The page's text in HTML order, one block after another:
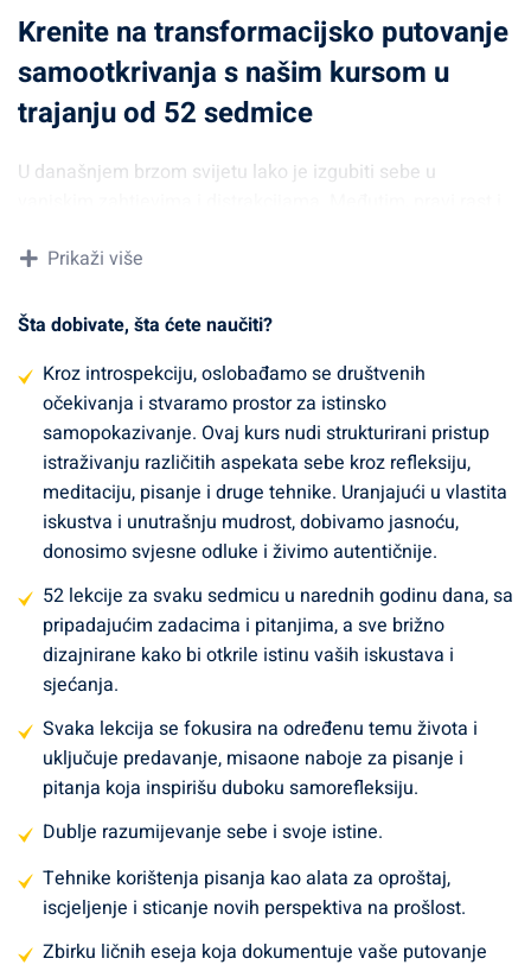
Krenite na transformacijsko putovanje
samootkrivanja s našim kursom u
trajanju od 52 sedmice
U današnjem brzom svijetu lako je izgubiti sebe u
osjećaje, snage i slabosti.
svijeta i otkrivanja vlastitog pravog Ja. U današnjem
zahtjeva, briga i distrakcija, zanemarujući pritom unutarnji
glas i potrebu za dubljim razumijevanjem sebe. Međutim,
istinski rast i ispunjenje mogu se postići samo kroz
spoznaju vlastitih misli, osjećaja, snaga i slabosti.Zašto je
važno otkriti svoje pravo Ja:Otkrivanje vlastitog pravog Ja
ključno je za postizanje autentičnosti, unutarnjeg mira i
životne svrhe. Kroz proces introspekcije, oslobađamo se
vanjskih očekivanja i društvenih normi te stvaramo prostor
za istinsko samoizražavanje. Pronalaženje vlastite istine
pomaže nam da živimo u skladu s našim vrijednostima i
strastima, što rezultira dubljim osjećajem ispunjenja i
zadaci postavljeni u ovom programu introspekcije pružaju
strukturu i smjernice za istraživanje različitih aspekata
sebe. Kroz refleksiju, meditaciju, pisanje i druge tehnike,
pozvani smo da dublje zaronimo u svoju svijest i otkrijemo
osvijestimo svoje obrasce razmišljanja, emocionalne
reakcije i životne ciljeve, omogućavajući nam da
donosimo svjesnije i autentičnije odluke.Inspirativni citati:
Prikaži više
Šta dobivate, šta ćete naučiti?
Kroz introspekciju, oslobađamo se društvenih
očekivanja i stvaramo prostor za istinsko
samopokazivanje. Ovaj kurs nudi strukturirani pristup
istraživanju različitih aspekata sebe kroz refleksiju,
meditaciju, pisanje i druge tehnike. Uranjajući u vlastita
iskustva i unutrašnju mudrost, dobivamo jasnoću,
donosimo svjesne odluke i živimo autentičnije.
52 lekcije za svaku sedmicu u narednih godinu dana, sa
pripadajućim zadacima i pitanjima, a sve brižno
dizajnirane kako bi otkrile istinu vaših iskustava i
sjećanja.
Svaka lekcija se fokusira na određenu temu života i
uključuje predavanje, misaone naboje za pisanje i
pitanja koja inspirišu duboku samorefleksiju.
Dublje razumijevanje sebe i svoje istine.
Tehnike korištenja pisanja kao alata za oproštaj,
iscjeljenje i sticanje novih perspektiva na prošlost.
Zbirku ličnih eseja koja dokumentuje vaše putovanje